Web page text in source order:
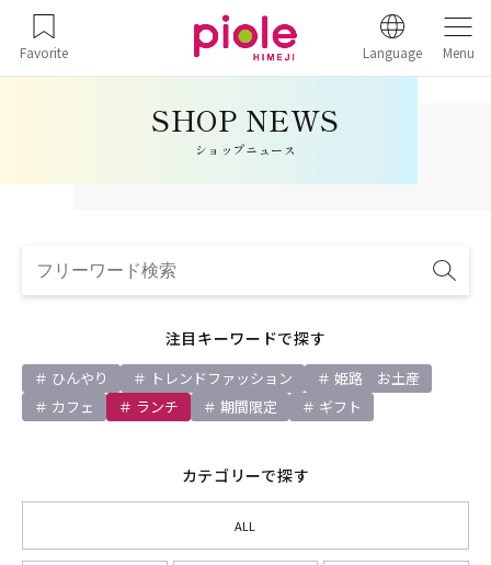
Favorite Language Menu
ショップニュース
注目キーワードで探す
ひんやり トレンドファッション
姫路 お土産
カフェ
ランチ 期間限定 ギフト
カテゴリーで探す
ALL